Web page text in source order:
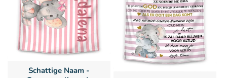
Schattige Naam -